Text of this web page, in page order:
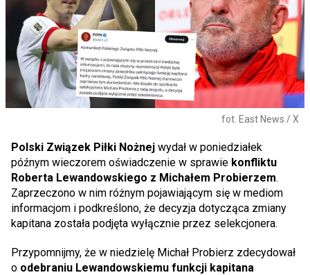
fot. East News / X
Polski Związek Piłki Nożnej wydał w poniedziałek
późnym wieczorem oświadczenie w sprawie konfliktu
Roberta Lewandowskiego z Michałem Probierzem.
Zaprzeczono w nim różnym pojawiającym się w mediom
informacjom i podkreślono, że decyzja dotycząca zmiany
kapitana została podjęta wyłącznie przez selekcjonera.
Przypomnijmy, że w niedzielę Michał Probierz zdecydował
o odebraniu Lewandowskiemu funkcji kapitana